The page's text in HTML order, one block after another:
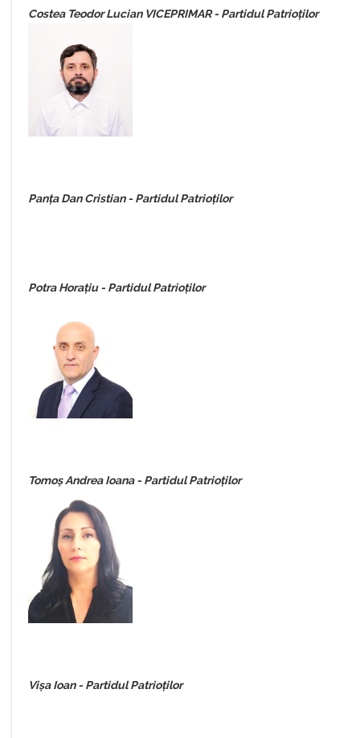
Costea Teodor Lucian VICEPRIMAR - Partidul Patrioților
Panța Dan Cristian - Partidul Patrioților
Potra Horațiu - Partidul Patrioților
Tomoș Andrea Ioana - Partidul Patrioților
Vișa Ioan - Partidul Patrioților